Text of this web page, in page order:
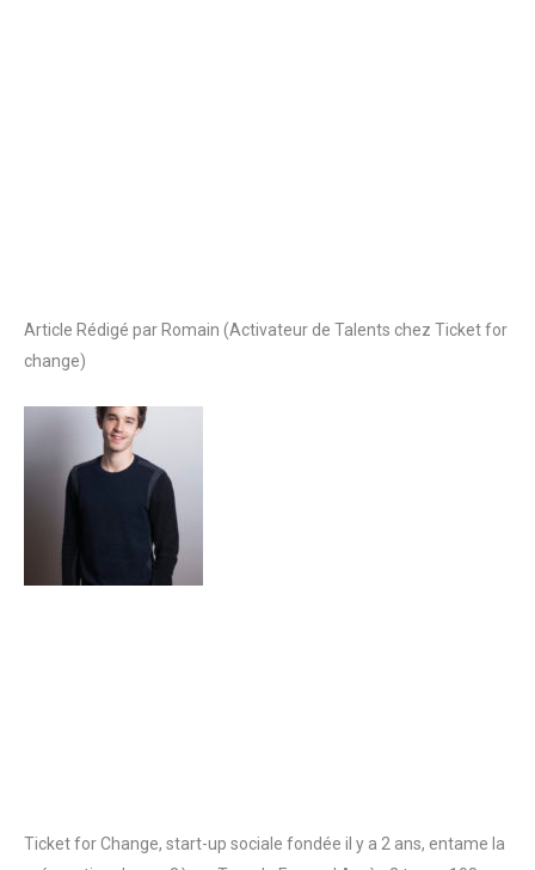
Article Rédigé par Romain (Activateur de Talents chez Ticket for
change)
Ticket for Change, start-up sociale fondée il y a 2 ans, entame la